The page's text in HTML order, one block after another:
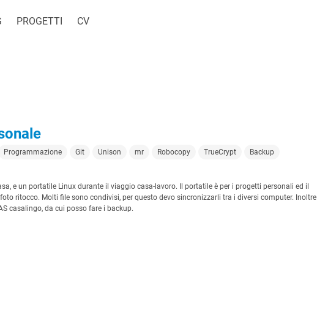
PROGETTI CV
Programmazione Git Unison mr Robocopy TrueCrypt Backup
e un portatile Linux durante il viaggio casa-lavoro. Il portatile è per i progetti personali ed il
ritocco. Molti file sono condivisi, per questo devo sincronizzarli tra i diversi computer. Inoltre
casalingo, da cui posso fare i backup.